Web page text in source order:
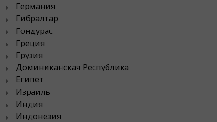
Германия
Гибралтар
Гондурас
Греция
Грузия
Доминиканская Республика
Египет
Израиль
Индия
Индонезия